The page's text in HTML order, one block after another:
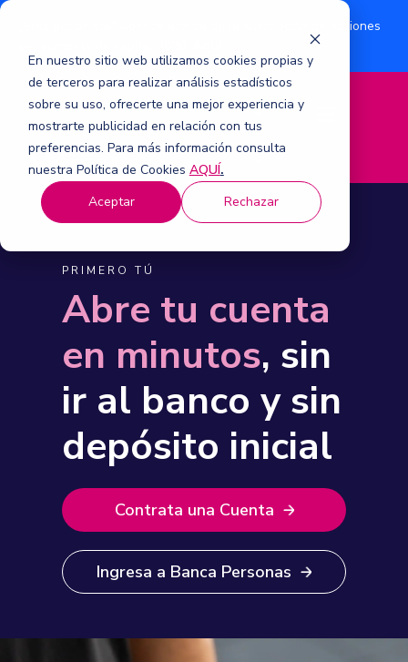
En nuestro sitio web utilizamos cookies propias y
de terceros para realizar análisis estadísticos
sobre su uso, ofrecerte una mejor experiencia y
mostrarte publicidad en relación con tus
preferencias. Para más información consulta
nuestra Política de Cookies AQUÍ.
Aceptar
Rechazar
¿Eres accionista? Conoce acerca de la suscripción de acciones
M
e
n
PRIMERO TÚ
Abre tu cuenta
en minutos, sin
ir al banco y sin
depósito inicial
Contrata una Cuenta
Ingresa a Banca Personas